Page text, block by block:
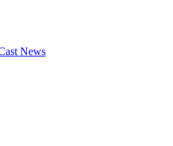
News